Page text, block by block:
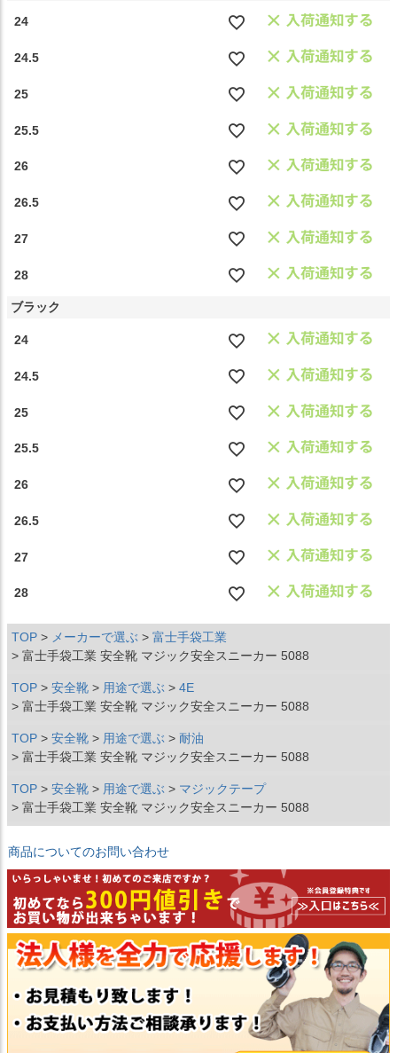
24
24.5
25
25.5
26
26.5
27
28
ブラック
24
24.5
25
25.5
26
26.5
27
28
TOP メーカーで選ぶ
富士手袋工業
富士手袋工業 安全靴 マジック安全スニーカー 5088
TOP 安全靴 用途で選ぶ
4E
富士手袋工業 安全靴 マジック安全スニーカー 5088
TOP 安全靴 用途で選ぶ
耐油
富士手袋工業 安全靴 マジック安全スニーカー 5088
TOP 安全靴 用途で選ぶ
マジックテープ
富士手袋工業 安全靴 マジック安全スニーカー 5088
商品についてのお問い合わせ